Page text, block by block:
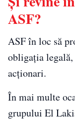
ASF?
ASF în loc să
obligația
acționari.
În mai multe
grupului El